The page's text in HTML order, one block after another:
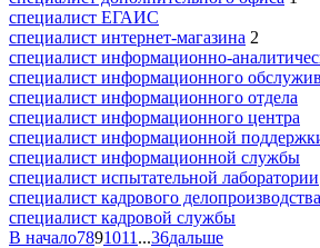
специалист ЕГАИС
специалист интернет-магазина 2
специалист информационно-
специалист информационного
специалист информационного отдела
специалист информационного центра
специалист информационной
специалист информационной службы
специалист испытательной лаборатории
специалист кадрового делопроизводства
специалист кадровой службы
В начало7891011 ...36дальше